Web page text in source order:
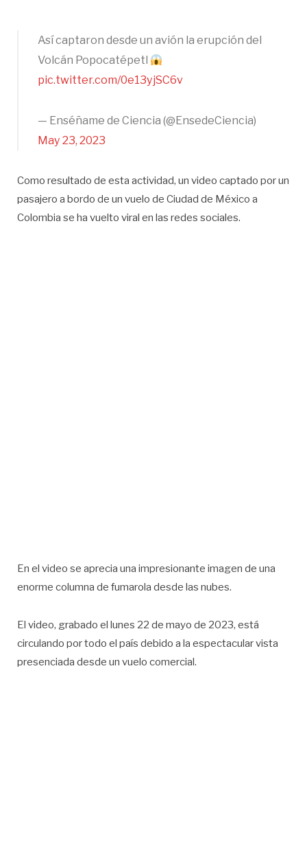
Así captaron desde un avión la erupción del
Volcán Popocatépetl
pic.twitter.com/0e13yjSC6v
— Enséñame de Ciencia (@EnsedeCiencia)
May 23, 2023
Como resultado de esta actividad, un video captado por un
pasajero a bordo de un vuelo de Ciudad de México a
Colombia se ha vuelto viral en las redes sociales.
En el video se aprecia una impresionante imagen de una
enorme columna de fumarola desde las nubes.
El video, grabado el lunes 22 de mayo de 2023, está
circulando por todo el país debido a la espectacular vista
presenciada desde un vuelo comercial.